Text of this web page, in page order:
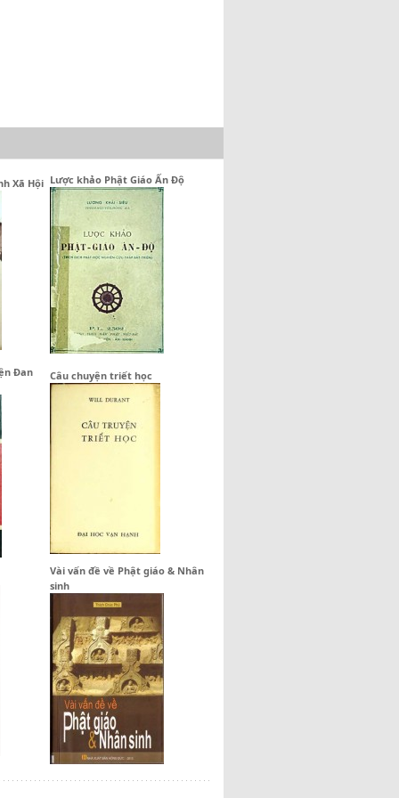
Xã Hội Lược khảo Phật Giáo Ấn Độ
Đan
Câu chuyện triết học
Vài vấn đề về Phật giáo & Nhân
sinh